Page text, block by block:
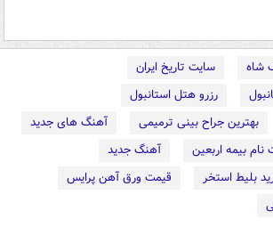
شاه
سایت تاریخ ایران
رزرو هتل استانبول
بهترین جراح بینی ترمیمی
آهنگ های جدید
نام بیمه اربعین
آهنگ جدید
بلیط استخر
قیمت ورق آهن پرایس